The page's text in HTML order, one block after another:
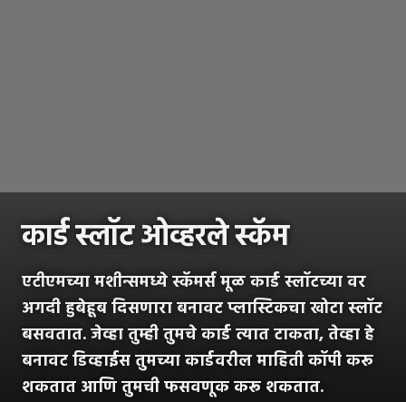
कार्ड स्लॉट ओव्हरले स्कॅम
एटीएमच्या मशीन्समध्ये स्कॅमर्स मूळ कार्ड स्लॉटच्या वर
अगदी हुबेहूब दिसणारा बनावट प्लास्टिकचा खोटा स्लॉट
बसवतात. जेव्हा तुम्ही तुमचे कार्ड त्यात टाकता, तेव्हा हे
बनावट डिव्हाईस तुमच्या कार्डवरील माहिती कॉपी करू
शकतात आणि तुमची फसवणूक करू शकतात.